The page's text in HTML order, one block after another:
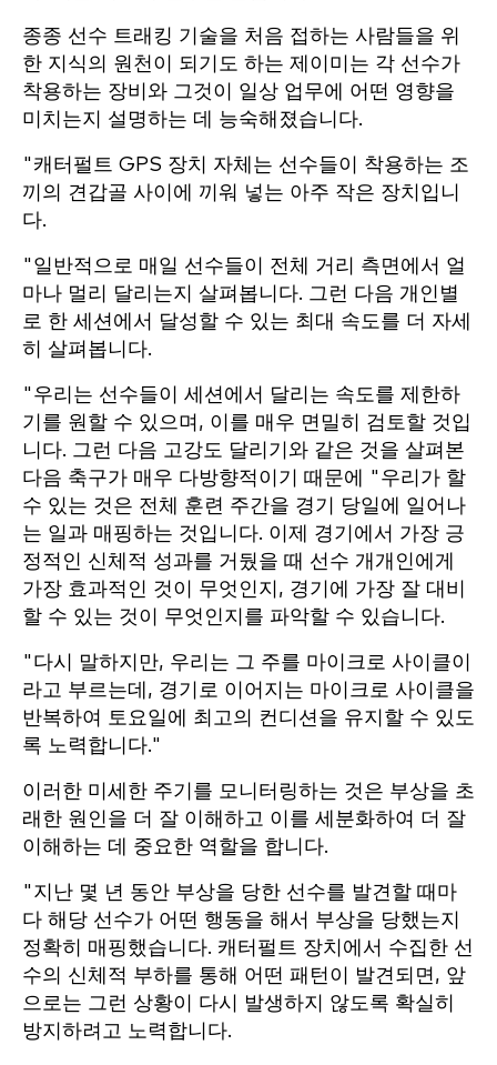
종종 선수 트래킹 기술을 처음 접하는 사람들을 위
한 지식의 원천이 되기도 하는 제이미는 각 선수가
착용하는 장비와 그것이 일상 업무에 어떤 영향을
미치는지 설명하는 데 능숙해졌습니다.
"캐터펄트 GPS 장치 자체는 선수들이 착용하는 조
끼의 견갑골 사이에 끼워 넣는 아주 작은 장치입니
다.
"일반적으로 매일 선수들이 전체 거리 측면에서 얼
마나 멀리 달리는지 살펴봅니다. 그런 다음 개인별
로 한 세션에서 달성할 수 있는 최대 속도를 더 자세
히 살펴봅니다.
"우리는 선수들이 세션에서 달리는 속도를 제한하
기를 원할 수 있으며, 이를 매우 면밀히 검토할 것입
니다. 그런 다음 고강도 달리기와 같은 것을 살펴본
다음 축구가 매우 다방향적이기 때문에 "우리가 할
수 있는 것은 전체 훈련 주간을 경기 당일에 일어나
는 일과 매핑하는 것입니다. 이제 경기에서 가장 긍
정적인 신체적 성과를 거뒀을 때 선수 개개인에게
가장 효과적인 것이 무엇인지, 경기에 가장 잘 대비
할 수 있는 것이 무엇인지를 파악할 수 있습니다.
"다시 말하지만, 우리는 그 주를 마이크로 사이클이
라고 부르는데, 경기로 이어지는 마이크로 사이클을
반복하여 토요일에 최고의 컨디션을 유지할 수 있도
록 노력합니다."
이러한 미세한 주기를 모니터링하는 것은 부상을 초
래한 원인을 더 잘 이해하고 이를 세분화하여 더 잘
이해하는 데 중요한 역할을 합니다.
"지난 몇 년 동안 부상을 당한 선수를 발견할 때마
다 해당 선수가 어떤 행동을 해서 부상을 당했는지
정확히 매핑했습니다. 캐터펄트 장치에서 수집한 선
수의 신체적 부하를 통해 어떤 패턴이 발견되면, 앞
으로는 그런 상황이 다시 발생하지 않도록 확실히
방지하려고 노력합니다.